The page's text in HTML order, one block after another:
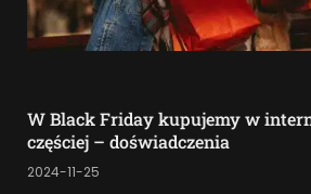
W Black Friday kupujemy w
częściej – doświadczenia
2024-11-25